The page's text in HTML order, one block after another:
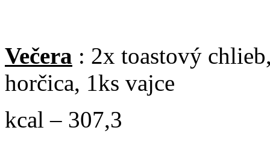
Večera : 2x toastový
horčica, 1ks vajce
kcal – 307,3